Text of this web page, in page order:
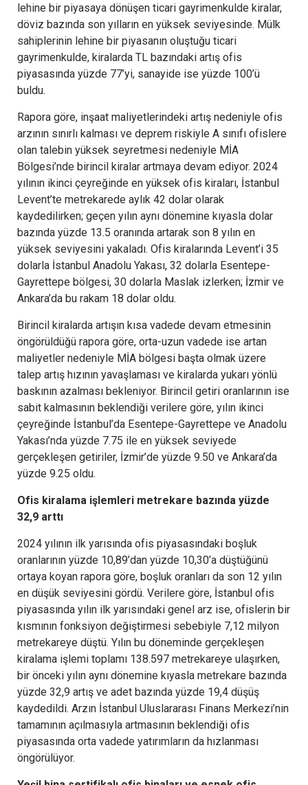
lehine bir piyasaya dönüşen ticari gayrimenkulde kiralar,
döviz bazında son yılların en yüksek seviyesinde. Mülk
sahiplerinin lehine bir piyasanın oluştuğu ticari
gayrimenkulde, kiralarda TL bazındaki artış ofis
piyasasında yüzde 77’yi, sanayide ise yüzde 100’ü
buldu.
Rapora göre, inşaat maliyetlerindeki artış nedeniyle ofis
arzının sınırlı kalması ve deprem riskiyle A sınıfı ofislere
olan talebin yüksek seyretmesi nedeniyle MİA
Bölgesi’nde birincil kiralar artmaya devam ediyor. 2024
yılının ikinci çeyreğinde en yüksek ofis kiraları, İstanbul
Levent’te metrekarede aylık 42 dolar olarak
kaydedilirken; geçen yılın aynı dönemine kıyasla dolar
bazında yüzde 13.5 oranında artarak son 8 yılın en
yüksek seviyesini yakaladı. Ofis kiralarında Levent’i 35
dolarla İstanbul Anadolu Yakası, 32 dolarla Esentepe-
Gayrettepe bölgesi, 30 dolarla Maslak izlerken; İzmir ve
Ankara’da bu rakam 18 dolar oldu.
Birincil kiralarda artışın kısa vadede devam etmesinin
öngörüldüğü rapora göre, orta-uzun vadede ise artan
maliyetler nedeniyle MİA bölgesi başta olmak üzere
talep artış hızının yavaşlaması ve kiralarda yukarı yönlü
baskının azalması bekleniyor. Birincil getiri oranlarının ise
sabit kalmasının beklendiği verilere göre, yılın ikinci
çeyreğinde İstanbul’da Esentepe-Gayrettepe ve Anadolu
Yakası’nda yüzde 7.75 ile en yüksek seviyede
gerçekleşen getiriler, İzmir’de yüzde 9.50 ve Ankara’da
yüzde 9.25 oldu.
Ofis kiralama işlemleri metrekare bazında yüzde
32,9 arttı
2024 yılının ilk yarısında ofis piyasasındaki boşluk
oranlarının yüzde 10,89’dan yüzde 10,30’a düştüğünü
ortaya koyan rapora göre, boşluk oranları da son 12 yılın
en düşük seviyesini gördü. Verilere göre, İstanbul ofis
piyasasında yılın ilk yarısındaki genel arz ise, ofislerin bir
kısmının fonksiyon değiştirmesi sebebiyle 7,12 milyon
metrekareye düştü. Yılın bu döneminde gerçekleşen
kiralama işlemi toplamı 138.597 metrekareye ulaşırken,
bir önceki yılın aynı dönemine kıyasla metrekare bazında
yüzde 32,9 artış ve adet bazında yüzde 19,4 düşüş
kaydedildi. Arzın İstanbul Uluslararası Finans Merkezi’nin
tamamının açılmasıyla artmasının beklendiği ofis
piyasasında orta vadede yatırımların da hızlanması
öngörülüyor.